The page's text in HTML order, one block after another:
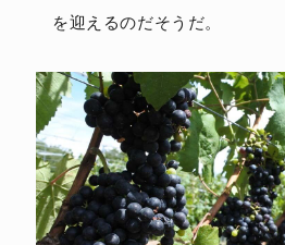
を迎えるのだそうだ。